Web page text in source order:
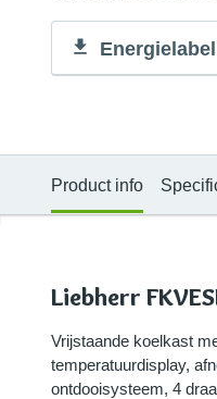
Energielabel
Product info
Liebherr
Vrijstaande koelkast
temperatuurdisplay,
ontdooisysteem, 4